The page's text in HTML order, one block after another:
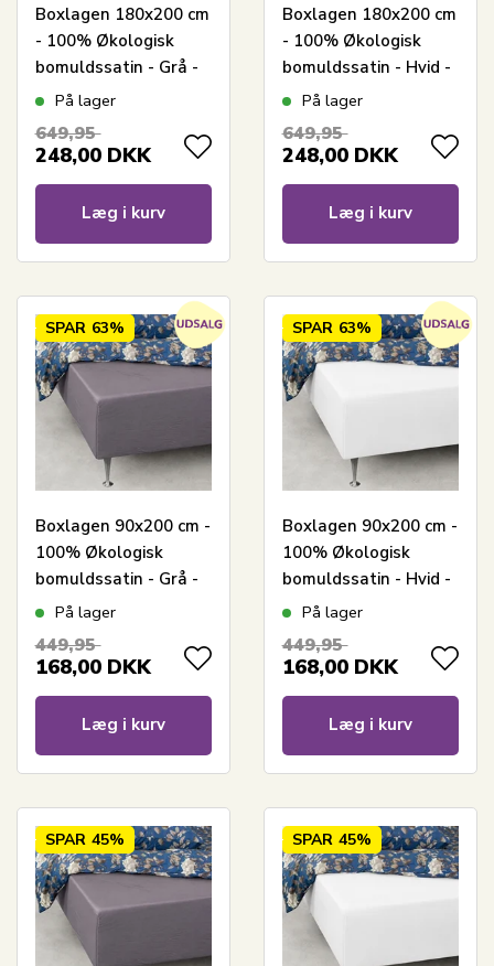
Boxlagen 180x200 cm
- 100% Økologisk
bomuldssatin - Grå -
GOTS certificeret
På lager
649,95
248,00 DKK
Læg i kurv
Boxlagen 180x200 cm
- 100% Økologisk
bomuldssatin - Hvid -
GOTS certificeret
På lager
649,95
248,00 DKK
Læg i kurv
SPAR 63%
Boxlagen 90x200 cm -
100% Økologisk
bomuldssatin - Grå -
GOTS certificeret
På lager
449,95
168,00 DKK
Læg i kurv
SPAR 63%
Boxlagen 90x200 cm -
100% Økologisk
bomuldssatin - Hvid -
GOTS certificeret
På lager
449,95
168,00 DKK
Læg i kurv
SPAR 45% SPAR 45%